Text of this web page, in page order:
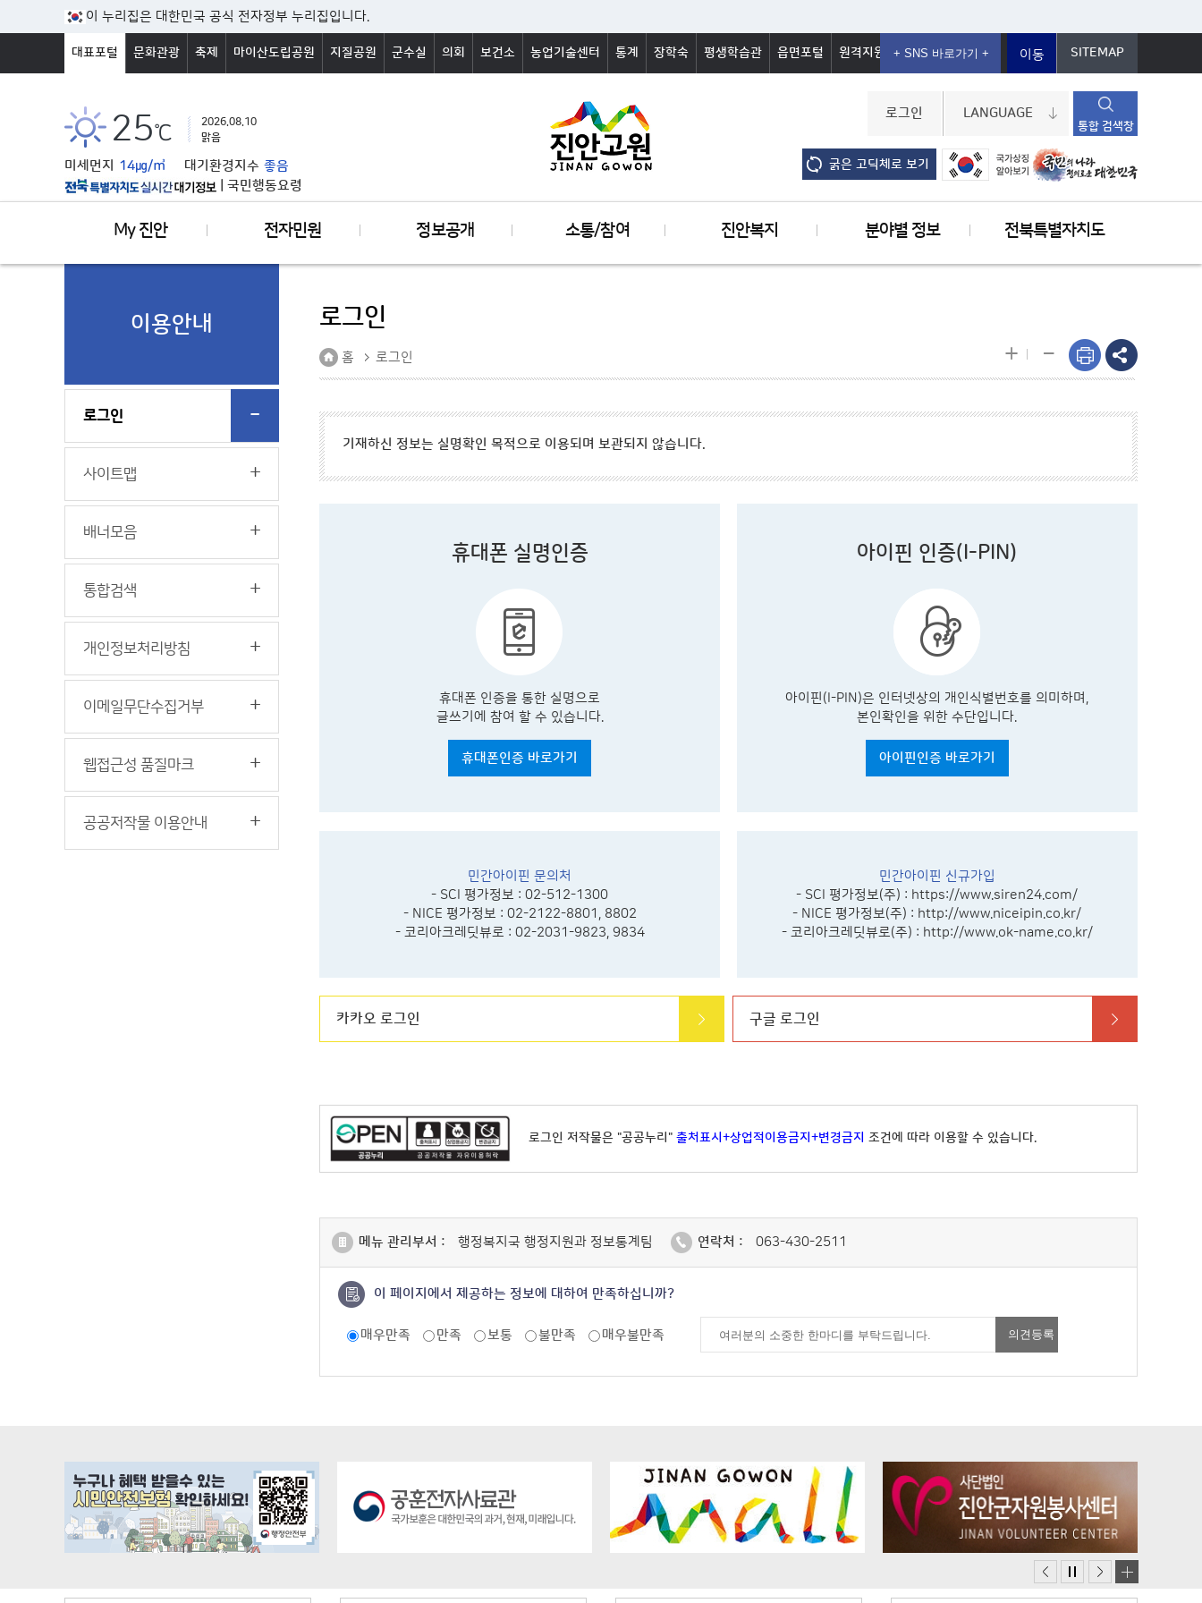
본문바로가기 이 누리집은 대한민국 공식 전자정부 누리집입니다.
대표포털 문화관광 축제 마이산도립공원 지질공원 군수실 의회 보건소 농업기술센터 통계 장학숙 평생학습관 읍면포털 원격지원 이동 SITEMAP
25℃
2026.08.10
맑음
미세먼지 14㎍/㎥ 대기환경지수 좋음
국민행동요령
로그인 LANGUAGE
통합 검색창
굵은 고딕체로 보기
My 진안 전자민원 정보공개 소통/참여 진안복지 분야별 정보 전북특별자치도
이용안내
로그인
사이트맵
배너모음
통합검색
개인정보처리방침
이메일무단수집거부
웹접근성 품질마크
공공저작물 이용안내
로그인
홈 로그인 + -
기재하신 정보는 실명확인 목적으로 이용되며 보관되지 않습니다.
휴대폰 실명인증
휴대폰 인증을 통한 실명으로
글쓰기에 참여 할 수 있습니다.
휴대폰인증 바로가기
아이핀 인증(I-PIN)
아이핀(I-PIN)은 인터넷상의 개인식별번호를 의미하며,
본인확인을 위한 수단입니다.
아이핀인증 바로가기
민간아이핀 문의처
- SCI 평가정보 : 02-512-1300
- NICE 평가정보 : 02-2122-8801, 8802
- 코리아크레딧뷰로 : 02-2031-9823, 9834
민간아이핀 신규가입
- SCI 평가정보(주) : https://www.siren24.com/
- NICE 평가정보(주) : http://www.niceipin.co.kr/
- 코리아크레딧뷰로(주) : http://www.ok-name.co.kr/
카카오 로그인 구글 로그인
로그인 저작물은 "공공누리" 출처표시+상업적이용금지+변경금지 조건에 따라 이용할 수 있습니다.
메뉴 관리부서 : 행정복지국 행정지원과 정보통계팀 연락처 : 063-430-2511
이 페이지에서 제공하는 정보에 대하여 만족하십니까?
매우만족 만족 보통 불만족 매우불만족